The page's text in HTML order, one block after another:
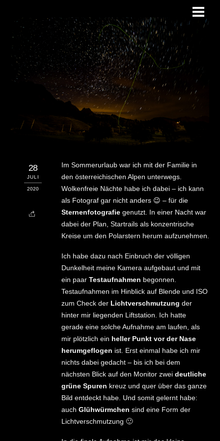
content
28
JULI
2020
Im Sommerurlaub war ich mit der Familie in
den österreichischen Alpen unterwegs.
Wolkenfreie Nächte habe ich dabei – ich kann
als Fotograf gar nicht anders 😉 – für die
Sternenfotografiegenutzt. In einer Nacht war
dabei der Plan, Startrails als konzentrische
Kreise um den Polarstern herum aufzunehmen.
Ich habe dazu nach Einbruch der völligen
Dunkelheit meine Kamera aufgebaut und mit
ein paar Testaufnahmen begonnen.
Testaufnahmen im Hinblick auf Blende und ISO
zum Check der Lichtverschmutzung der
hinter mir liegenden Liftstation. Ich hatte
gerade eine solche Aufnahme am laufen, als
mir plötzlich ein heller Punkt vor der Nase
herumgeflogen ist. Erst einmal habe ich mir
nichts dabei gedacht – bis ich bei dem
nächsten Blick auf den Monitor zwei deutliche
grüne Spuren kreuz und quer über das ganze
Bild entdeckt habe. Und somit gelernt habe:
auch Glühwürmchen sind eine Form der
Lichtverschmutzung 🙂